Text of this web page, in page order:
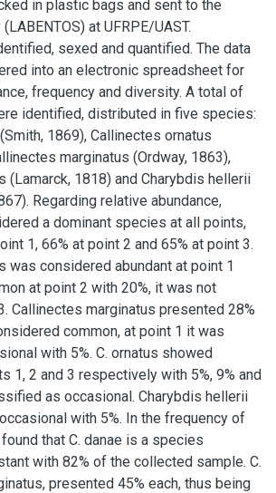
in plastic bags and sent to the
at UFRPE/UAST.
sexed and quantified. The data
into an electronic spreadsheet for
frequency and diversity. A total of
identified, distributed in five species:
1869), Callinectes ornatus
marginatus (Ordway, 1863),
(Lamarck, 1818) and Charybdis hellerii
Regarding relative abundance,
a dominant species at all points,
1, 66% at point 2 and 65% at point 3.
was considered abundant at point 1
at point 2 with 20%, it was not
Callinectes marginatus presented 28%
common, at point 1 it was
with 5%. C. ornatus showed
1, 2 and 3 respectively with 5%, 9% and
as occasional. Charybdis hellerii
with 5%. In the frequency of
that C. danae is a species
with 82% of the collected sample. C.
presented 45% each, thus being